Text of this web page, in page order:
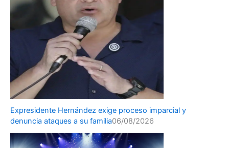
Expresidente Hernández exige proceso imparcial y
denuncia ataques a su familia06/08/2026